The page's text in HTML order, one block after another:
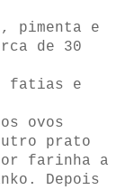
pimenta e
de 30
fatias e
ovos
prato
farinha a
Depois